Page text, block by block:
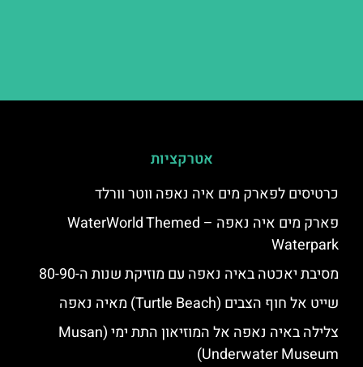
אטרקציות
כרטיסים לפארק מים איה נאפה ווטר וורלד
פארק מים איה נאפה – ‪‪WaterWorld Themed
Waterpark‬‬
מסיבת יאכטה באיה נאפה עם מוזיקת שנות ה-80-90
שייט אל חוף הצבים (Turtle Beach) מאיה נאפה
צלילה באיה נאפה אל המוזיאון התת ימי (Musan
Underwater Museum)